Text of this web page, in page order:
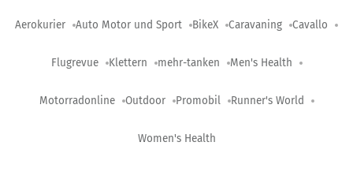
Aerokurier Auto Motor und Sport BikeX Caravaning Cavallo
Flugrevue Klettern mehr-tanken Men's Health
Motorradonline Outdoor Promobil Runner's World
Women's Health